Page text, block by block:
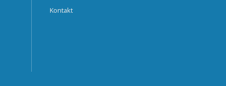
Kontakt